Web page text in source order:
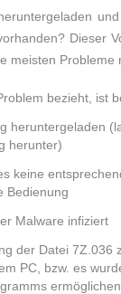
Dieser
meisten
bezieht, ist
heruntergeladen
herunter)
keine
Bedienung
Malware infiziert
der Datei 7Z.036
PC, bzw. es
ermöglichen